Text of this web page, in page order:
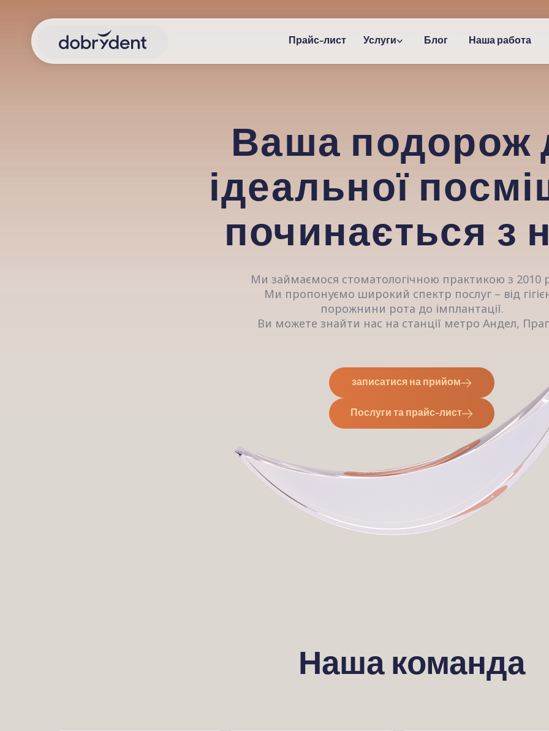
Прайс-лист Услуги Блог Наша работа
Ваша подорож
ідеальної
починається з
Ми займаємося стоматологічною практикою з 2010
Ми пропонуємо широкий спектр послуг – від
порожнини рота до імплантації.
Ви можете знайти нас на станції метро Андел,
записатися на прийом
Послуги та прайс-лист
Наша команда